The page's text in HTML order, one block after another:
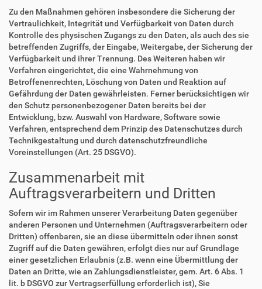
Zu den Maßnahmen gehören insbesondere die Sicherung der
Vertraulichkeit, Integrität und Verfügbarkeit von Daten durch
Kontrolle des physischen Zugangs zu den Daten, als auch des sie
betreffenden Zugriffs, der Eingabe, Weitergabe, der Sicherung der
Verfügbarkeit und ihrer Trennung. Des Weiteren haben wir
Verfahren eingerichtet, die eine Wahrnehmung von
Betroffenenrechten, Löschung von Daten und Reaktion auf
Gefährdung der Daten gewährleisten. Ferner berücksichtigen wir
den Schutz personenbezogener Daten bereits bei der
Entwicklung, bzw. Auswahl von Hardware, Software sowie
Verfahren, entsprechend dem Prinzip des Datenschutzes durch
Technikgestaltung und durch datenschutzfreundliche
Voreinstellungen (Art. 25 DSGVO).
Zusammenarbeit mit
Auftragsverarbeitern und Dritten
Sofern wir im Rahmen unserer Verarbeitung Daten gegenüber
anderen Personen und Unternehmen (Auftragsverarbeitern oder
Dritten) offenbaren, sie an diese übermitteln oder ihnen sonst
Zugriff auf die Daten gewähren, erfolgt dies nur auf Grundlage
einer gesetzlichen Erlaubnis (z.B. wenn eine Übermittlung der
Daten an Dritte, wie an Zahlungsdienstleister, gem. Art. 6 Abs. 1
lit. b DSGVO zur Vertragserfüllung erforderlich ist), Sie